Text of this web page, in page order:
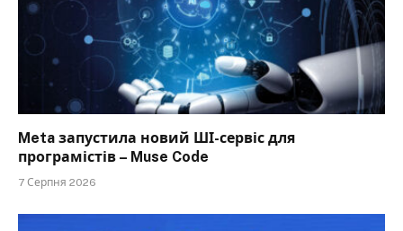
Meta запустила новий ШІ-сервіс для
програмістів – Muse Code
7 Серпня 2026